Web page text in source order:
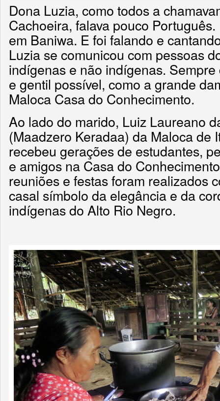
Dona Luzia, como todos a
Cachoeira, falava pouco
em Baniwa. E foi falando e
Luzia se comunicou com pessoas
indígenas e não indígenas.
e gentil possível, como a grande
Maloca Casa do Conhecimento.
Ao lado do marido, Luiz Laureano
(Maadzero Keradaa) da Maloca de
recebeu gerações de estudantes,
e amigos na Casa do
reuniões e festas foram realizados
casal símbolo da elegância e da
indígenas do Alto Rio Negro.